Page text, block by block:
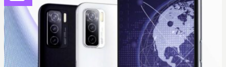
prétendre réussir le célèbre test de Turing. (Crédit
photo : Pexels - Arthur Brognoli)